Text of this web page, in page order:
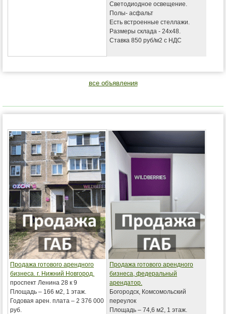
Светодиодное освещение.
Полы- асфальт
Есть встроенные стеллажи.
Размеры склада - 24х48.
Ставка 850 руб/м2 с НДС
все объявления
Продажа готового арендного
бизнеса. г. Нижний Новгород.
проспект Ленина 28 к 9
Площадь – 166 м2, 1 этаж.
Годовая арен. плата – 2 376 000
руб.
Продажа готового арендного
бизнеса, федеральный
арендатор.
Богородск, Комсомольский
переулок
Площадь – 74,6 м2, 1 этаж.